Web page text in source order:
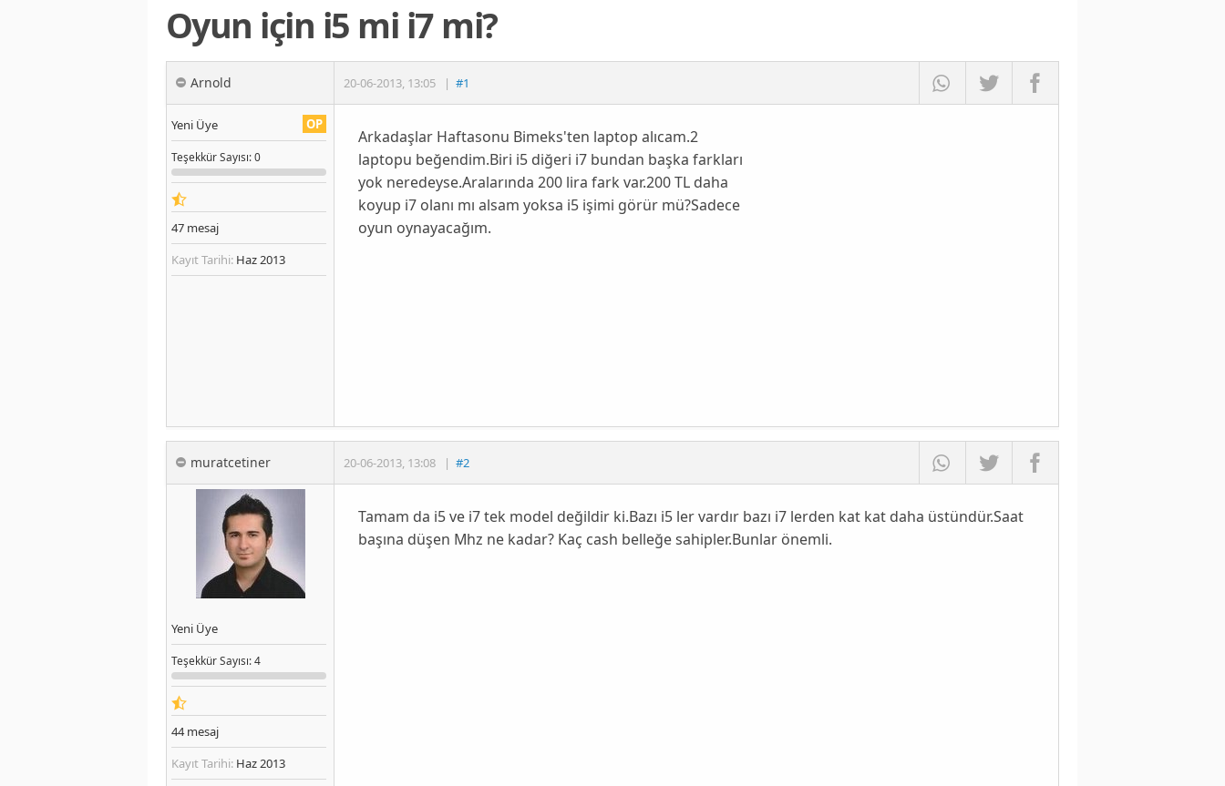
Oyun için i5 mi i7 mi?
Arnold 20-06-2013, 13:05 | #1
OP
Yeni Üye
TeşekkürSayısı: 0
47 mesaj
Kayıt Tarihi: Haz 2013
Arkadaşlar Haftasonu Bimeks'ten laptop alıcam.2
laptopu beğendim.Biri i5 diğeri i7 bundan başka farkları
yok neredeyse.Aralarında 200 lira fark var.200 TL daha
koyup i7 olanı mı alsam yoksa i5 işimi görür mü?Sadece
oyun oynayacağım.
muratcetiner 20-06-2013, 13:08 | #2
Yeni Üye
TeşekkürSayısı: 4
44mesaj
Kayıt Tarihi: Haz 2013
Tamam da i5 ve i7 tek model değildir ki.Bazı i5 ler vardır bazı i7 lerden kat kat daha üstündür.Saat
başına düşen Mhz ne kadar? Kaç cash belleğe sahipler.Bunlar önemli.